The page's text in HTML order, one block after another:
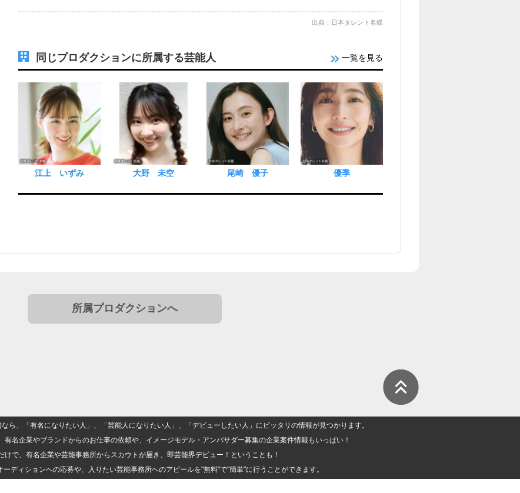
出典：日本タレント名鑑
同じプロダクションに所属する芸能人 一覧を見る
江上 いずみ 大野 未空 尾崎 優子 優季
所属プロダクションへ
ら、「有名になりたい人」、「芸能人になりたい人」、「デビューしたい人」にピッタリの情報が見つかります。
有名企業やブランドからのお仕事の依頼や、イメージモデル・アンバサダー募集の企業案件情報もいっぱい！
けで、有名企業や芸能事務所からスカウトが届き、即芸能界デビュー！ということも！
ディションへの応募や、入りたい芸能事務所へのアピールを"無料"で"簡単"に行うことができます。